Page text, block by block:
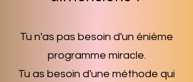
Tu n'as pas besoin d'un énième
programme miracle.
Tu as besoin d'une méthode qui